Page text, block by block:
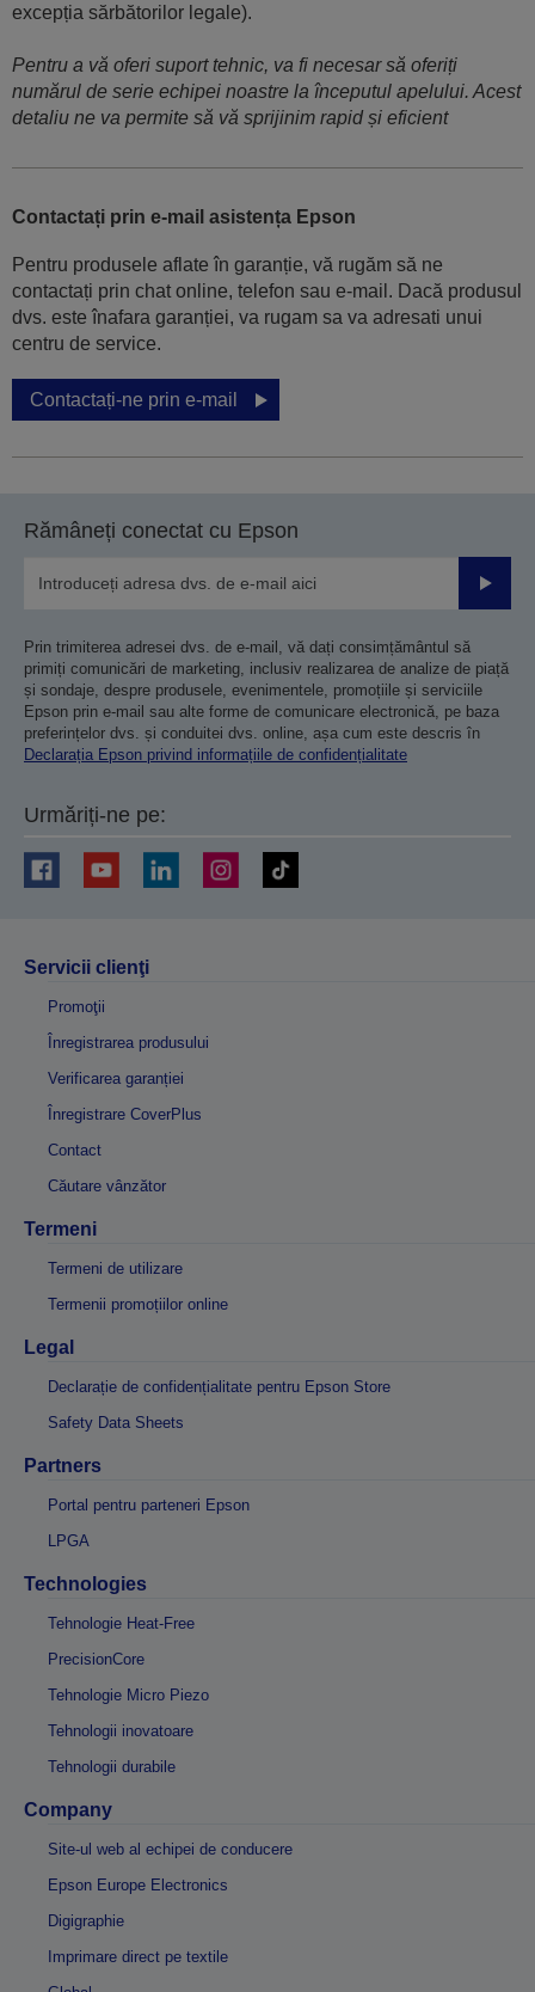
excepția sărbătorilor legale).
Pentru a vă oferi suport tehnic, va fi necesar să oferiți
numărul de serie echipei noastre la începutul apelului. Acest
detaliu ne va permite să vă sprijinim rapid și eficient
Contactați prin e-mail asistența Epson
Pentru produsele aflate în garanție, vă rugăm să ne
contactați prin chat online, telefon sau e-mail. Dacă produsul
dvs. este înafara garanției, va rugam sa va adresati unui
centru de service.
Contactați-ne prin e-mail
Rămâneți conectat cu Epson
Prin trimiterea adresei dvs. de e-mail, vă dați consimțământul să
primiți comunicări de marketing, inclusiv realizarea de analize de piață
și sondaje, despre produsele, evenimentele, promoțiile și serviciile
Epson prin e-mail sau alte forme de comunicare electronică, pe baza
preferințelor dvs. și conduitei dvs. online, așa cum este descris în
Declarația Epson privind informațiile de confidențialitate
Urmăriți-ne pe:
Servicii clienţi
Promoţii
Înregistrarea produsului
Verificarea garanției
Înregistrare CoverPlus
Contact
Căutare vânzător
Termeni
Termeni de utilizare
Termenii promoțiilor online
Legal
Declarație de confidențialitate pentru Epson Store
Safety Data Sheets
Partners
Portal pentru parteneri Epson
LPGA
Technologies
Tehnologie Heat-Free
PrecisionCore
Tehnologie Micro Piezo
Tehnologii inovatoare
Tehnologii durabile
Company
Site-ul web al echipei de conducere
Epson Europe Electronics
Digigraphie
Imprimare direct pe textile